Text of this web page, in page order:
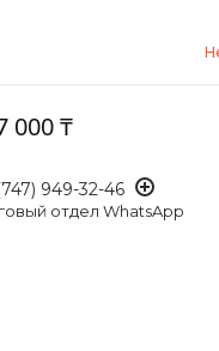
000 ₸
949-32-46
отдел WhatsApp